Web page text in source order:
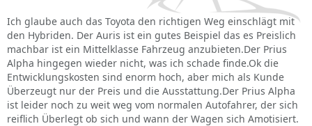
Ich glaube auch das Toyota den richtigen Weg einschlägt mit
den Hybriden. Der Auris ist ein gutes Beispiel das es Preislich
machbar ist ein Mittelklasse Fahrzeug anzubieten.Der Prius
Alpha hingegen wieder nicht, was ich schade finde.Ok die
Entwicklungskosten sind enorm hoch, aber mich als Kunde
Überzeugt nur der Preis und die Ausstattung.Der Prius Alpha
ist leider noch zu weit weg vom normalen Autofahrer, der sich
reiflich Überlegt ob sich und wann der Wagen sich Amotisiert.